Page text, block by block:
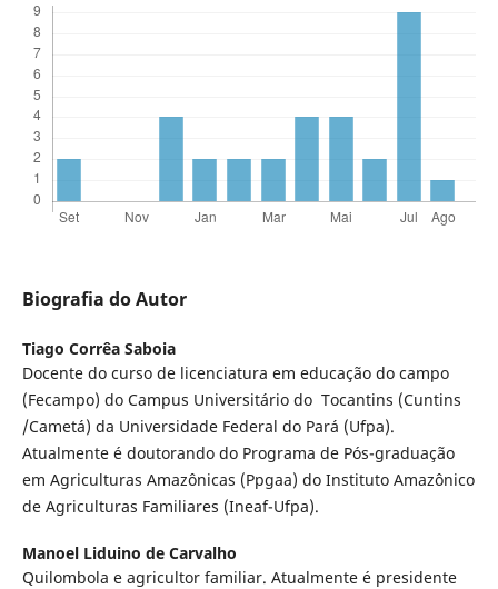
Biografia do Autor
Tiago Corrêa Saboia
Docente do curso de licenciatura em educação do campo
(Fecampo) do Campus Universitário do Tocantins (Cuntins
/Cametá) da Universidade Federal do Pará (Ufpa).
Atualmente é doutorando do Programa de Pós-graduação
em Agriculturas Amazônicas (Ppgaa) do Instituto Amazônico
de Agriculturas Familiares (Ineaf-Ufpa).
Manoel Liduino de Carvalho
Quilombola e agricultor familiar. Atualmente é presidente